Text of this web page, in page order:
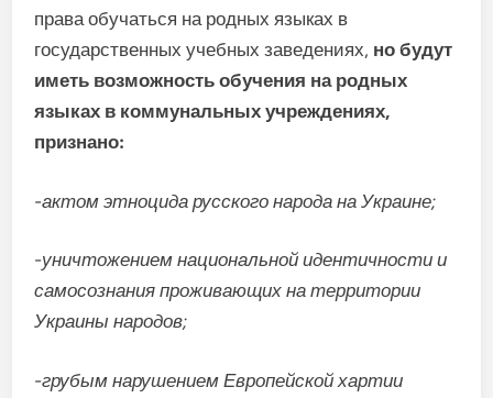
права обучаться на родных языках в
государственных учебных заведениях, но будут
иметь возможность обучения на родных
языках в коммунальных учреждениях,
признано:
-актом этноцида русского народа на Украине;
-уничтожением национальной идентичности и
самосознания проживающих на территории
Украины народов;
-грубым нарушением Европейской хартии